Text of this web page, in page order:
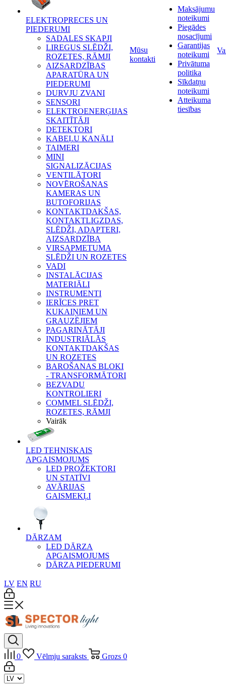
ELEKTROPRECES UN
PIEDERUMI
SADALES SKAPJI
LIREGUS SLĒDŽI,
ROZETES, RĀMJI
AIZSARDZĪBAS
APARATŪRA UN
PIEDERUMI
DURVJU ZVANI
SENSORI
ELEKTROENERĢIJAS
SKAITĪTĀJI
DETEKTORI
KABEĻU KANĀLI
TAIMERI
MINI
SIGNALIZĀCIJAS
VENTILĀTORI
NOVĒROŠANAS
KAMERAS UN
BUTOFORIJAS
KONTAKTDAKŠAS,
KONTAKTLIGZDAS,
SLĒDŽI, ADAPTERI,
AIZSARDZĪBA
VIRSAPMETUMA
SLĒDŽI UN ROZETES
VADI
INSTALĀCIJAS
MATERIĀLI
INSTRUMENTI
IERĪCES PRET
KUKAIŅIEM UN
GRAUZĒJIEM
PAGARINĀTĀJI
INDUSTRIĀLĀS
KONTAKTDAKŠAS
UN ROZETES
BAROŠANAS BLOKI
- TRANSFORMĀTORI
BEZVADU
KONTROLIERI
COMMEL SLĒDŽI,
ROZETES, RĀMJI
Vairāk
LED TEHNISKAIS
APGAISMOJUMS
LED PROŽEKTORI
UN STATĪVI
AVĀRIJAS
GAISMEKĻI
DĀRZAM
LED DĀRZA
APGAISMOJUMS
DĀRZA PIEDERUMI
Mūsu
kontakti
Maksājumu
noteikumi
Piegādes
nosacījumi
Garantijas
noteikumi
Privātuma
politika
Sīkdatņu
noteikumi
Atteikuma
tiesības
LV EN RU
0 Vēlmju saraksts Grozs 0